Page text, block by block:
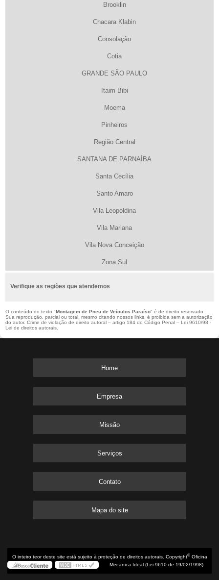
Brooklin
Chacara Klabin
Consolação
Cotia
GRANDE SÃO PAULO
Itaim Bibi
Moema
Pinheiros
Região Central
SANTANA DE PARNAÍBA
Santa Cecília
Santo Amaro
Vila Leopoldina
Vila Mariana
Vila Nova Conceição
Zona Sul
Verifique as regiões que atendemos
O conteúdo do texto "Montagem de Pneu de Veículos Paraíso" é de direito reservado.
Sua reprodução, parcial ou total, mesmo citando nossos links, é proibida sem a autorização
do autor. Crime de violação de direito autoral – artigo 184 do Código Penal –Lei 9610/98 -
Lei de direitos autorais
Home
Empresa
Missão
Serviços
Contato
Mapa do site
O inteiro teor deste site está sujeito à proteção de direitos autorais. Copyright©Oficina
Mecanica Ideal (Lei 9610 de 19/02/1998)